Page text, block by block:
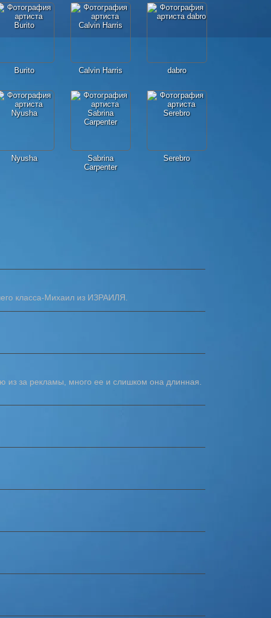
Burito Calvin Harris dabro
Nyusha
Sabrina
Carpenter
Serebro
класса-Михаил из ИЗРАИЛЯ.
из за рекламы, много ее и слишком она длинная.